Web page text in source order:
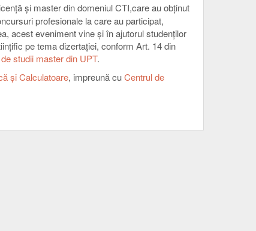
și master din domeniul CTI,care au obținut
profesionale la care au participat,
acest eveniment vine şi în ajutorul studenţilor
pe tema dizertaţiei, conform Art. 14 din
studii master din UPT.
și Calculatoare, impreună cuCentrul de